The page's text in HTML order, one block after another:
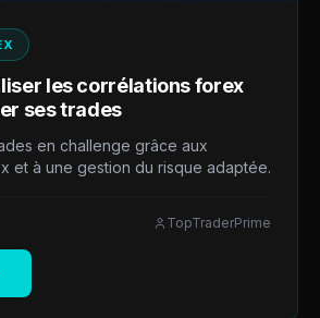
les corrélations forex
ses trades
en challenge grâce aux
et à une gestion du risque adaptée.
TopTraderPrime